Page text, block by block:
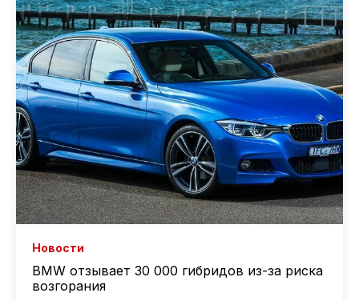
Новости
BMW отзывает 30 000 гибридов из-за риска
возгорания